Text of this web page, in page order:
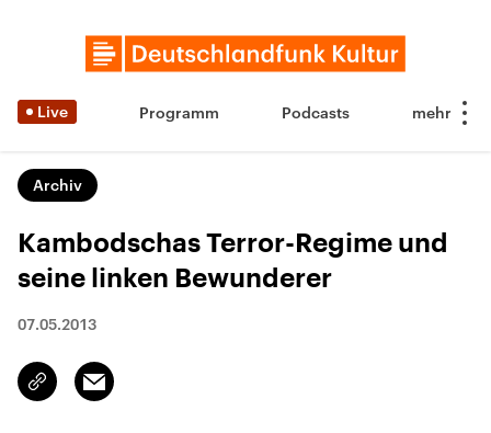
Live Programm Podcasts
Archiv
Kambodschas Terror-Regime und
seine linken Bewunderer
07.05.2013
Link
kopieren/teilen
Email